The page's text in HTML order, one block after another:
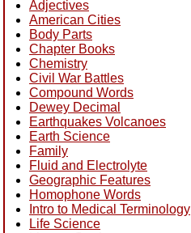
Adjectives
American Cities
Body Parts
Chapter Books
Chemistry
Civil War Battles
Compound Words
Dewey Decimal
Earthquakes Volcanoes
Earth Science
Family
Fluid and Electrolyte
Geographic Features
Homophone Words
Intro to Medical Terminology
Life Science